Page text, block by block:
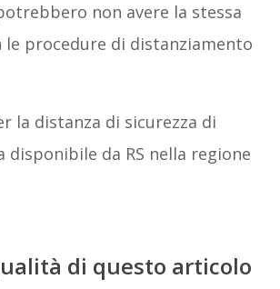
non avere la stessa
procedure di distanziamento
la distanza di sicurezza di
disponibile da RS nella regione
di questo articolo